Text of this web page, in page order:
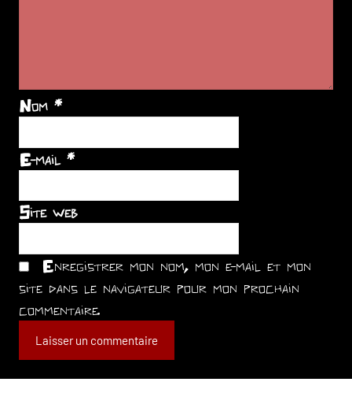
Nom *
E-mail *
Site web
Enregistrer mon nom, mon e-mail et mon
site dans le navigateur pour mon prochain
commentaire.